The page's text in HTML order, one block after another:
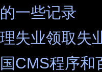
一些记录
失业领取失
CMS程序和